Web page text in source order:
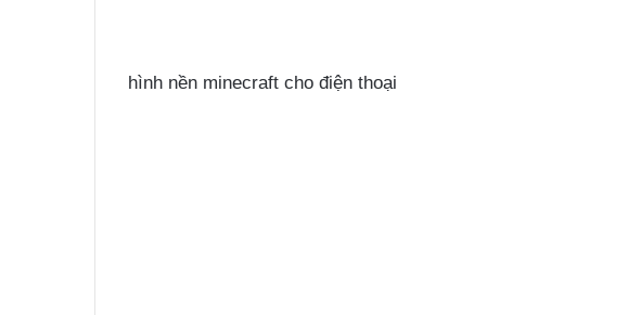
hình nền minecraft cho điện thoại